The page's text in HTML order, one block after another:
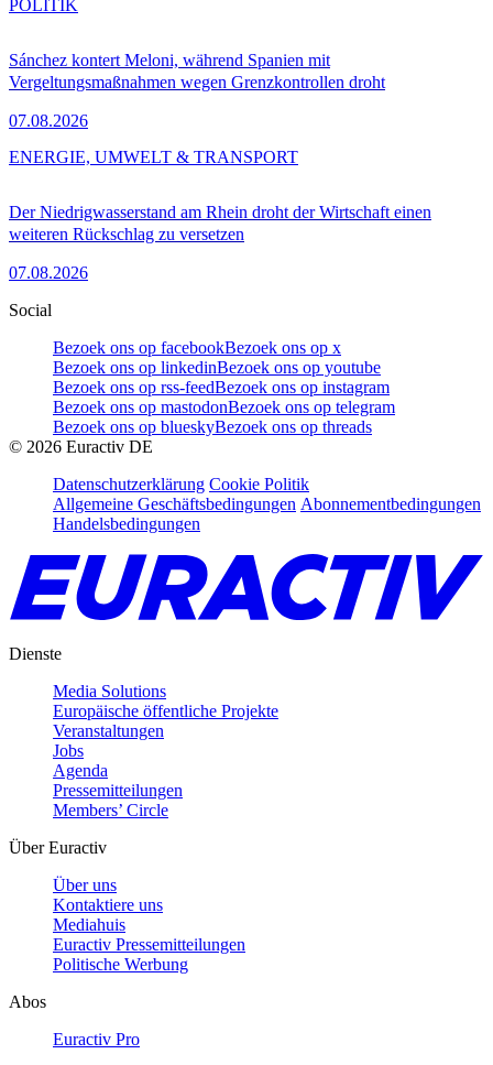
Sánchez kontert Meloni, während Spanien mit
Vergeltungsmaßnahmen wegen Grenzkontrollen droht
07.08.2026
POLITIK
Der Niedrigwasserstand am Rhein droht der Wirtschaft einen
weiteren Rückschlag zu versetzen
07.08.2026
ENERGIE, UMWELT & TRANSPORT
Social
Bezoek ons op facebookBezoek ons op x
Bezoek ons op linkedinBezoek ons op youtube
Bezoek ons op rss-feedBezoek ons op instagram
Bezoek ons op mastodonBezoek ons op telegram
Bezoek ons op blueskyBezoek ons op threads
© 2026 Euractiv DE
Datenschutzerklärung Cookie Politik
Allgemeine Geschäftsbedingungen Abonnementbedingungen
Handelsbedingungen
Dienste
Media Solutions
Europäische öffentliche Projekte
Veranstaltungen
Jobs
Agenda
Pressemitteilungen
Members’ Circle
Über Euractiv
Über uns
Kontaktiere uns
Mediahuis
Euractiv Pressemitteilungen
Politische Werbung
Abos
Euractiv Pro